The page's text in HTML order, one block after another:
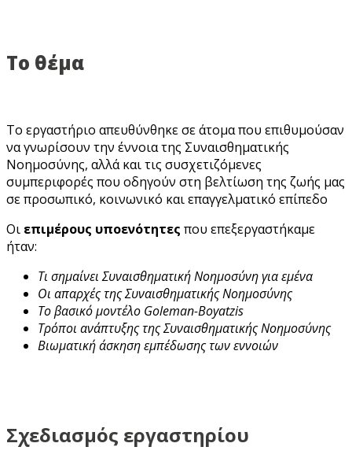
Το θέμα
Το εργαστήριο απευθύνθηκε σε άτομα που επιθυμούσαν
να γνωρίσουν την έννοια της Συναισθηματικής
Νοημοσύνης, αλλά και τις συσχετιζόμενες
συμπεριφορές που οδηγούν στη βελτίωση της ζωής μας
σε προσωπικό, κοινωνικό και επαγγελματικό επίπεδο
Οι επιμέρους υποενότητες που επεξεργαστήκαμε
ήταν:
Τι σημαίνει Συναισθηματική Νοημοσύνη για εμένα
Οι απαρχές της Συναισθηματικής Νοημοσύνης
Το βασικό μοντέλο Goleman-Boyatzis
Τρόποι ανάπτυξης της Συναισθηματικής Νοημοσύνης
Βιωματική άσκηση εμπέδωσης των εννοιών
Σχεδιασμός εργαστηρίου